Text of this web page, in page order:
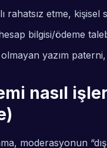
rahatsız etme, kişisel
bilgisi/ödeme
yazım
nasıl
moderasyonun